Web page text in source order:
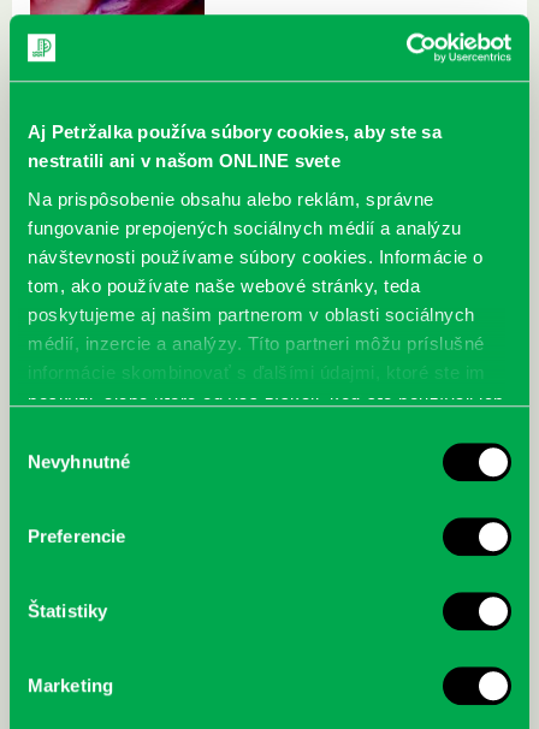
Aj Petržalka používa súbory cookies, aby ste sa
nestratili ani v našom ONLINE svete
Na prispôsobenie obsahu alebo reklám, správne
fungovanie prepojených sociálnych médií a analýzu
návštevnosti používame súbory cookies. Informácie o
tom, ako používate naše webové stránky, teda
poskytujeme aj našim partnerom v oblasti sociálnych
médií, inzercie a analýzy. Títo partneri môžu príslušné
informácie skombinovať s ďalšími údajmi, ktoré ste im
poskytli, alebo ktoré od vás získali, keď ste používali ich
súhlasu
Nevyhnutné
Preferencie
Štatistiky
Marketing
McGrath, Andy: Tadej Pogačar:
cyklistu modernej doby:
nezastaviteľný